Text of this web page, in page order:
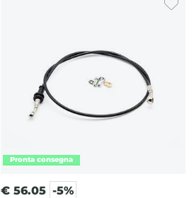
€ 56.05 -5%